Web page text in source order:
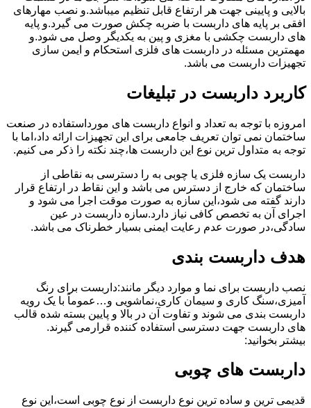
بالایی و پایینی جهت هر ارتفاع قابل تنظیم میباشد.و نصب مهارهای
افقی بر پایه های داربست با ضربه چکش صورت می گیرد.و پایه
های داربست چکشی با مغزی و پین به یکدیگر وصل می شود.و
مهمترین مسئله در داربست های فلزی استحکام و ایمن سازی
تجهیزات داربست می باشد.
کاربرد داربست در تبلیغات
امروزه با توجه به تعداد و انواع داربست های مورداستفاده در صنعت
ساختمان نمی توان تعریف جامعی برای این تجهیزات ارائه داد،اما با
توجه به متداول ترین نوع این داربست ها،چند نکته را ذکر می کنیم.
داربست یک سازه فلزی یا چوبی به را دسترسی به نقاطی از
ساختمان که خارج از دسترس می باشد و این نقاط در ارتفاع قرار
دارند گفته می شود،این سازه به صورت موقت اجرا می شود و
اجرای آن به تخصص کافی نیاز دارد.سازه داربست در عین
سادگی،در صورت عدم رعایت ایمنی بسیار خطرناک می باشد.
هدف داربست بندی
نصب داربست برای نما و موارد دیگر مانند:داربست برای رنگ
آمیزی،سنگ کاری و سیمان کاری،نماشویی و…عموماً با یک رویه
داربست بندی می شوند و تفاوت آن در بالا و پایین بسته شده قالب
های داربست جهت دسترسی استفاده کننده قرارمی گیرند.
بیشتر بخوانید:
داربست های چوبی
قدیمی ترین و ساده ترین نوع داربست از نوع چوبی است،این نوع